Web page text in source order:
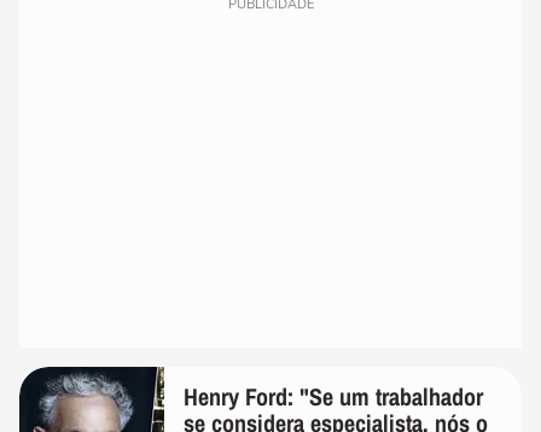
PUBLICIDADE
Henry Ford: "Se um trabalhador
se considera especialista, nós o